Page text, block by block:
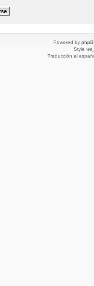
Powered by
Style
Traducción al